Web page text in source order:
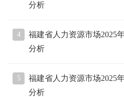
分析
4
福建省人力资源市场2025
分析
5
福建省人力资源市场2025
分析